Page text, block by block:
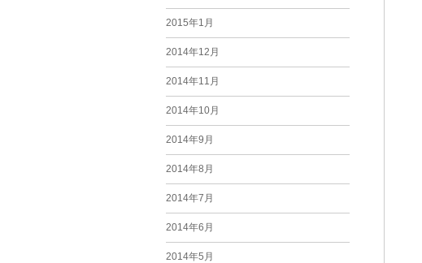
2015年1月
2014年12月
2014年11月
2014年10月
2014年9月
2014年8月
2014年7月
2014年6月
2014年5月